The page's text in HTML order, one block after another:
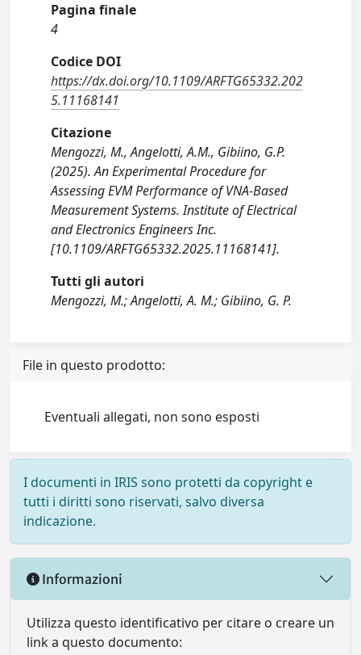
Pagina finale
4
Codice DOI
https://dx.doi.org/10.1109/ARFTG65332.202
5.11168141
Citazione
Mengozzi, M., Angelotti, A.M., Gibiino, G.P.
(2025). An Experimental Procedure for
Assessing EVM Performance of VNA-Based
Measurement Systems. Institute of Electrical
and Electronics Engineers Inc.
[10.1109/ARFTG65332.2025.11168141].
Tutti gli autori
Mengozzi, M.; Angelotti, A. M.; Gibiino, G. P.
File in questo prodotto:
Eventuali allegati, non sono esposti
I documenti in IRIS sono protetti da copyright e
tutti i diritti sono riservati, salvo diversa
indicazione.
Informazioni
Utilizza questo identificativo per citare o creare un
link a questo documento: